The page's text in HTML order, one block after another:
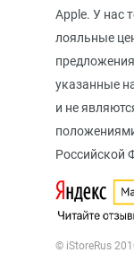
Apple. У нас
лояльные
указанные
и не
Российской
© iStoreRus